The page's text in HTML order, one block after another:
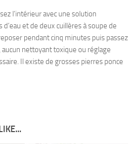
l’intérieur avec une solution
et de deux cuillères à soupe de
pendant cinq minutes puis passez
nettoyant toxique ou réglage
Il existe de grosses pierres ponce